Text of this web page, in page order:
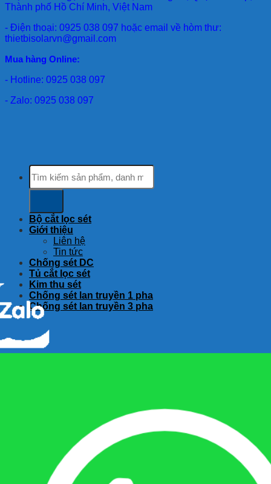
Thành phố Hồ Chí Minh, Việt Nam
- Điện thoại: 0925 038 097 hoặc email về hòm thư:
thietbisolarvn@gmail.com
Mua hàng Online:
- Hotline: 0925 038 097
- Zalo: 0925 038 097
Tìm
kiếm:
Bộ cắt lọc sét
Giới thiệu
Liên hệ
Tin tức
Chống sét DC
Tủ cắt lọc sét
Kim thu sét
Chống sét lan truyền 1 pha
Chống sét lan truyền 3 pha